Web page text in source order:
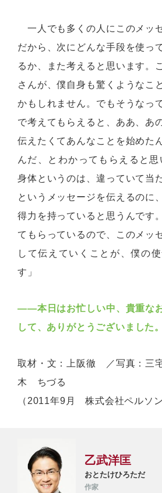
一人でも多くの人にこのメッ
だから、次にどんな手段を使っ
るか、また考えると思います。
さんが、僕自身も驚くようなこ
かもしれません。でもそうなっ
で考えてもらえると、ああ、あ
伝えたくてあんなことを始めた
んだ、とわかってもらえると
身体というのは、違っていて当
というメッセージを伝えるのに
得力を持っていると思うんです
てもらっているので、このメッ
して伝えていくことが、僕の
す」
――本日はお忙しい中、貴重な
して、ありがとうございました。
取材・文：上阪徹 ／写真：三
木 ちづる
（2011年9月 株式会社ペルソ
乙武洋匡
おとたけひろただ
作家